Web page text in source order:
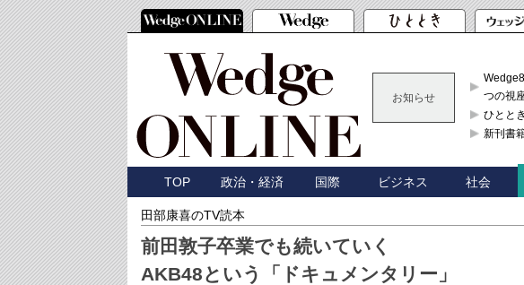
お知らせ
つの視
ひとと
新刊書
TOP 政治・経済 国際 ビジネス 社会
田部康喜のTV読本
前田敦子卒業でも続いていく
AKB48という「ドキュメンタリー」